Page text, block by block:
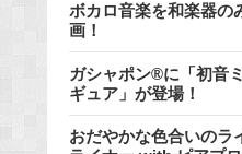
ボカロ音楽を和楽器の
画！
ガシャポン®に「初音
ギュア」が登場！
おだやかな色合いのラ